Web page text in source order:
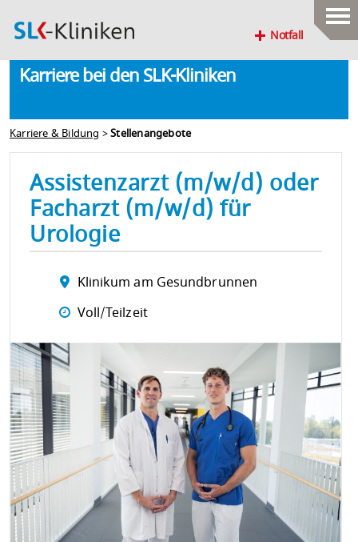
Notfall
Karriere bei den SLK-Kliniken
Karriere & Bildung >Stellenangebote
Assistenzarzt (m/w/d) oder
Facharzt (m/w/d) für
Urologie
Klinikum am Gesundbrunnen
Voll/Teilzeit